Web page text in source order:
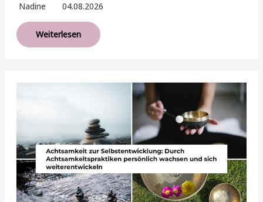
Nadine 04.08.2026
Weiterlesen